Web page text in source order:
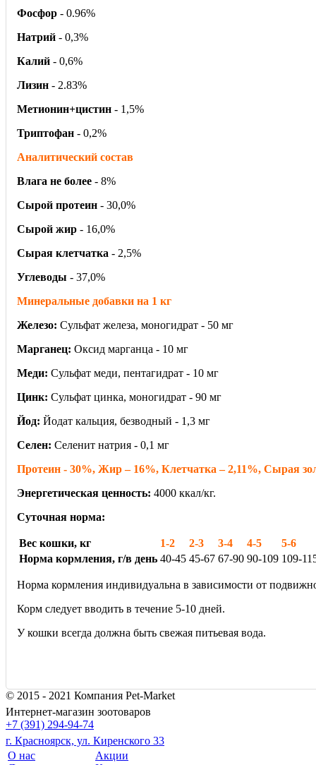
Фосфор - 0.96%
Натрий - 0,3%
Калий - 0,6%
Лизин - 2.83%
Метионин+цистин - 1,5%
Триптофан - 0,2%
Аналитический состав
Влага не более - 8%
Сырой протеин - 30,0%
Сырой жир - 16,0%
Сырая клетчатка - 2,5%
Углеводы - 37,0%
Минеральные добавки на 1 кг
Железо: Сульфат железа, моногидрат - 50 мг
Марганец: Оксид марганца - 10 мг
Меди: Сульфат меди, пентагидрат - 10 мг
Цинк: Сульфат цинка, моногидрат - 90 мг
Йод: Йодат кальция, безводный - 1,3 мг
Селен: Селенит натрия - 0,1 мг
Протеин - 30%, Жир – 16%, Клетчатка – 2,11%, Сырая
Энергетическая ценность: 4000 ккал/кг.
Суточная норма:
Вес кошки, кг 1-2 2-3 3-4 4-5
5-6
Норма кормления, г/в день 40-45 45-67 67-90 90-109 109-
Норма кормления индивидуальна в зависимости от
Корм следует вводить в течение 5-10 дней.
У кошки всегда должна быть свежая питьевая вода.
© 2015 - 2021 Компания Pet-Market
Интернет-магазин зоотоваров
+7 (391) 294-94-74
г. Красноярск, ул. Киренского 33
О нас
Акции